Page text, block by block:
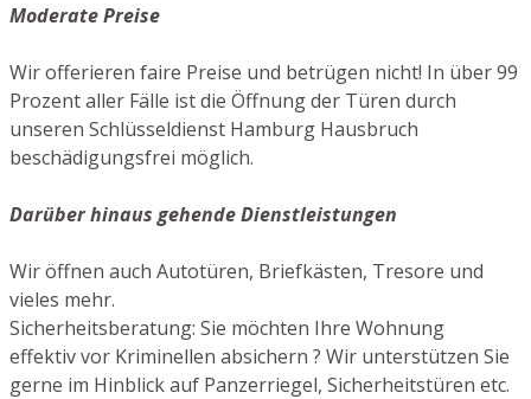
Moderate Preise
Wir offerieren faire Preise und betrügen nicht! In über 99
Prozent aller Fälle ist die Öffnung der Türen durch
unseren Schlüsseldienst Hamburg Hausbruch
beschädigungsfrei möglich.
Darüber hinaus gehende Dienstleistungen
Wir öffnen auch Autotüren, Briefkästen, Tresore und
vieles mehr.
Sicherheitsberatung: Sie möchten Ihre Wohnung
effektiv vor Kriminellen absichern ? Wir unterstützen Sie
gerne im Hinblick auf Panzerriegel, Sicherheitstüren etc.